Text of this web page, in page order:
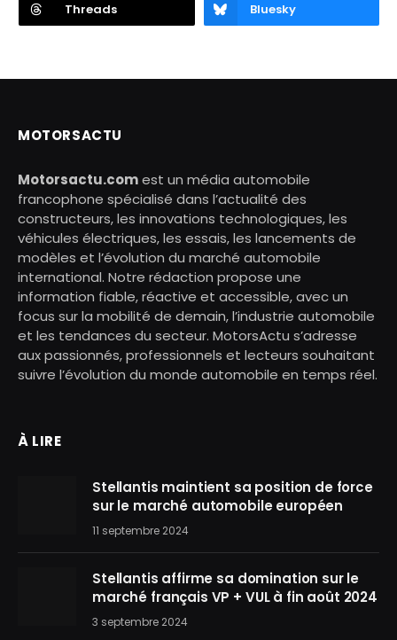
Threads Bluesky
MOTORSACTU
Motorsactu.comest un média automobile
francophone spécialisé dans l’actualité des
constructeurs, les innovations technologiques, les
véhicules électriques, les essais, les lancements de
modèles et l’évolution du marché automobile
international. Notre rédaction propose une
information fiable, réactive et accessible, avec un
focus sur la mobilité de demain, l’industrie automobile
et les tendances du secteur. MotorsActu s’adresse
aux passionnés, professionnels et lecteurs souhaitant
suivre l’évolution du monde automobile en temps réel.
À LIRE
Stellantis maintient sa position de force
sur le marché automobile européen
11 septembre 2024
Stellantis affirme sa domination sur le
marché français VP + VUL à fin août 2024
3 septembre 2024